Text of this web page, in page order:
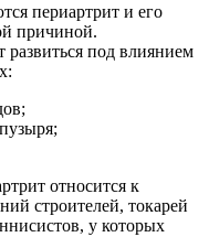
периартрит и его
причиной.
под влиянием
относится к
строителей, токарей
у которых